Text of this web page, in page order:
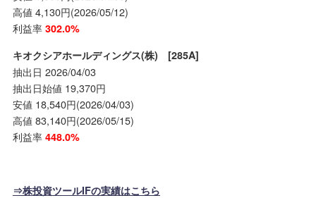
高値 4,130円(2026/05/12)
利益率 302.0%
キオクシアホールディングス(株) [285A]
抽出日 2026/04/03
抽出日始値 19,370円
安値 18,540円(2026/04/03)
高値 83,140円(2026/05/15)
利益率 448.0%
⇒株投資ツールIFの実績はこちら